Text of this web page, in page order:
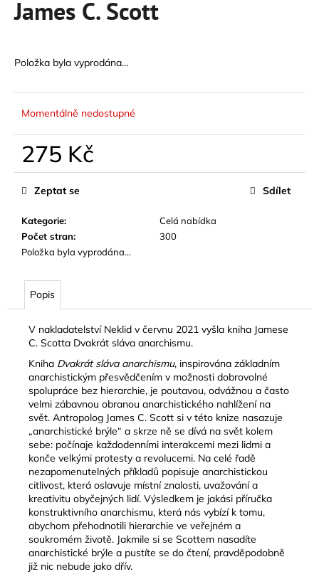
James C. Scott
Položka byla vyprodána…
Momentálně nedostupné
275 Kč
Měrná
Kategorie:
Celá nabídka
Počet stran:
300
Položka byla vyprodána…
Zeptat se Sdílet
Popis
V nakladatelství Neklid v červnu 2021 vyšla kniha Jamese
C. Scotta Dvakrát sláva anarchismu.
Kniha Dvakrát sláva anarchismu, inspirována základním
anarchistickým přesvědčením v možnosti dobrovolné
spolupráce bez hierarchie, je poutavou, odvážnou a často
velmi zábavnou obranou anarchistického nahlížení na
svět. Antropolog James C. Scott si v této knize nasazuje
„anarchistické brýle“ a skrze ně se dívá na svět kolem
sebe: počínaje každodenními interakcemi mezi lidmi a
konče velkými protesty a revolucemi. Na celé řadě
nezapomenutelných příkladů popisuje anarchistickou
citlivost, která oslavuje místní znalosti, uvažování a
kreativitu obyčejných lidí. Výsledkem je jakási příručka
konstruktivního anarchismu, která nás vybízí k tomu,
abychom přehodnotili hierarchie ve veřejném a
soukromém životě. Jakmile si se Scottem nasadíte
anarchistické brýle a pustíte se do čtení, pravděpodobně
již nic nebude jako dřív.
a
í
t
?
D
u
TECHNOFEUDALISMUS
JANIS
VARUFAKIS
390